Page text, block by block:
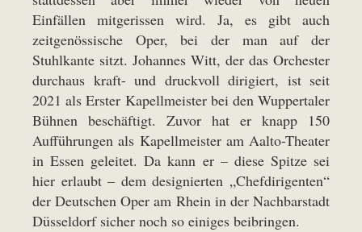
Einfällen mitgerissen wird. Ja, es gibt auch
zeitgenössische Oper, bei der man auf der
Stuhlkante sitzt. Johannes Witt, der das Orchester
durchaus kraft- und druckvoll dirigiert, ist seit
2021 als Erster Kapellmeister bei den Wuppertaler
Bühnen beschäftigt. Zuvor hat er knapp 150
Aufführungen als Kapellmeister am Aalto-Theater
in Essen geleitet. Da kann er – diese Spitze sei
hier erlaubt – dem designierten „Chefdirigenten“
der Deutschen Oper am Rhein in der Nachbarstadt
Düsseldorf sicher noch so einiges beibringen.